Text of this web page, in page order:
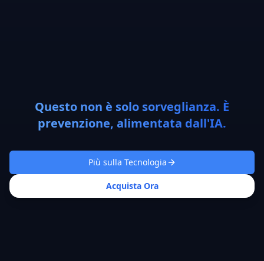
Questo non è solo sorveglianza. È
prevenzione, alimentata dall'IA.
Più sulla Tecnologia
Acquista Ora